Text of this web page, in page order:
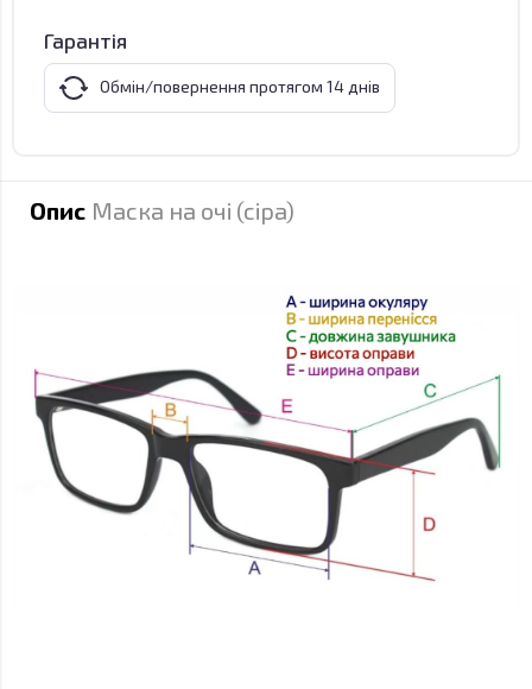
Гарантія
Обмін/повернення протягом 14 днів
Опис Маска на очі (сіра)